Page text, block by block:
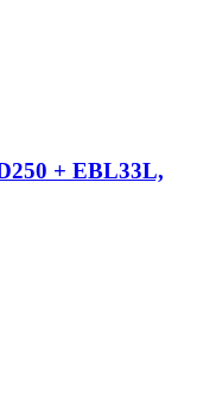
+ EBL33L,